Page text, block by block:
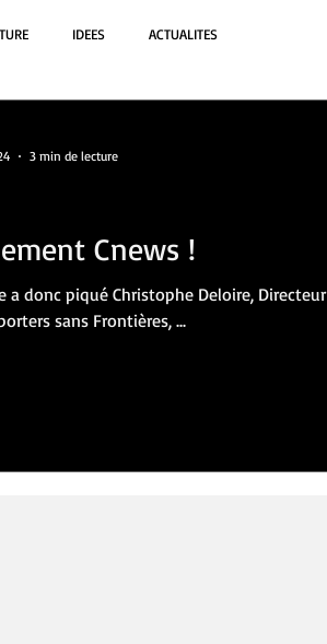
IDEES ACTUALITES
Cnews !
a donc piqué Christophe Deloire, Directeur
sans Frontières, ...
3 min de lecture